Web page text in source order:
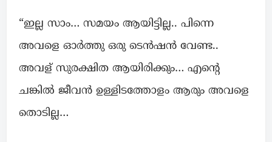
“ഇല്ല സാം… സമയം ആയിട്ടില്ല.. പിന്നെ
അവളെ ഓര്‍ത്തു ഒരു ടെന്‍ഷന്‍ വേണ്ട..
അവള് സുരക്ഷിത ആയിരിക്കും… എന്റെ
ചങ്കിൽ ജീവൻ ഉള്ളിടത്തോളം ആരും അവളെ
തൊടില്ല…